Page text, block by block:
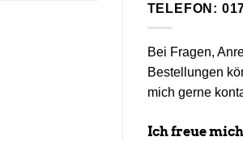
TELEFON:
Bei Fragen,
Bestellungen
mich gerne
Ich freue